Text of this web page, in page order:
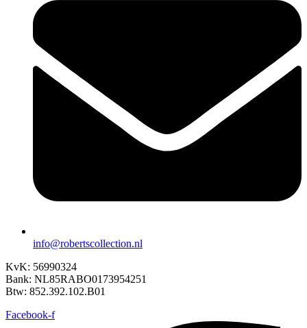
info@robertscollection.nl
KvK: 56990324
Bank: NL85RABO0173954251
Btw: 852.392.102.B01
Facebook-f